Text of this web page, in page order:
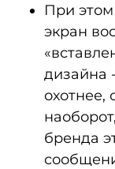
При
экран
дизайна
охотнее,
бренда